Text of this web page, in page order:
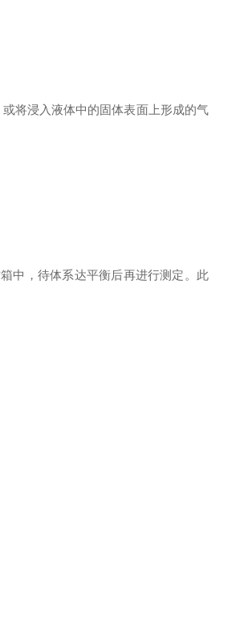
将浸入液体中的固体表面上形成的气
中，待体系达平衡后再进行测定。此